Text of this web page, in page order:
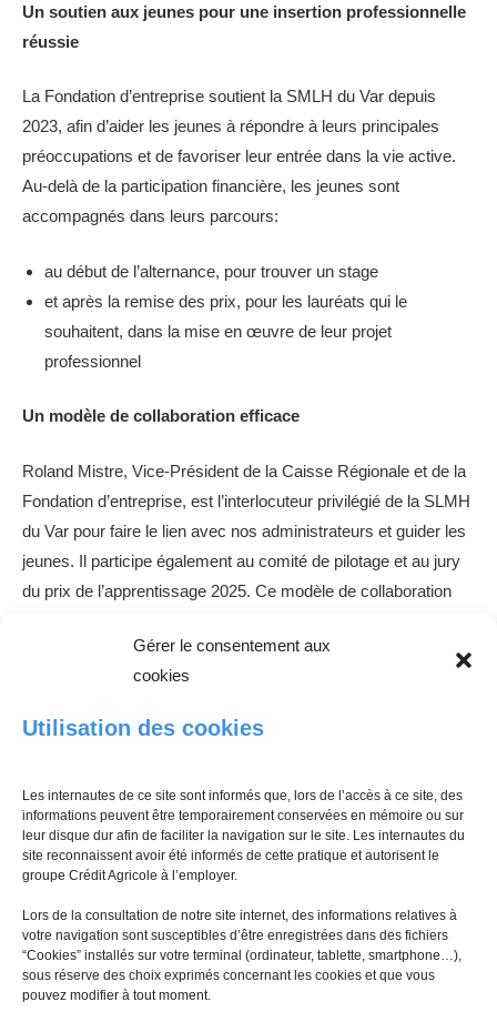
Gérer le consentement aux
cookies
Utilisation des cookies
Les internautes de ce site sont informés que, lors de l’accès à ce site, des
informations peuvent être temporairement conservées en mémoire ou sur
leur disque dur afin de faciliter la navigation sur le site. Les internautes du
site reconnaissent avoir été informés de cette pratique et autorisent le
groupe Crédit Agricole à l’employer.
Lors de la consultation de notre site internet, des informations relatives à
votre navigation sont susceptibles d’être enregistrées dans des fichiers
“Cookies” installés sur votre terminal (ordinateur, tablette, smartphone…),
sous réserve des choix exprimés concernant les cookies et que vous
pouvez modifier à tout moment.
Un soutien aux jeunes pour une insertion professionnelle
réussie
La Fondation d’entreprise soutient la SMLH du Var depuis
2023, afin d’aider les jeunes à répondre à leurs principales
préoccupations et de favoriser leur entrée dans la vie active.
Au-delà de la participation financière, les jeunes sont
accompagnés dans leurs parcours:
au début de l’alternance, pour trouver un stage
et après la remise des prix, pour les lauréats qui le
souhaitent, dans la mise en œuvre de leur projet
professionnel
Un modèle de collaboration efficace
Roland Mistre, Vice-Président de la Caisse Régionale et de la
Fondation d’entreprise, est l’interlocuteur privilégié de la SLMH
du Var pour faire le lien avec nos administrateurs et guider les
jeunes. Il participe également au comité de pilotage et au jury
du prix de l’apprentissage 2025. Ce modèle de collaboration
Maritimes, permettant de multiplier les soutiens aux jeunes
apprenants sur les territoires.
Un engagement en faveur de l’éducation
La Fondation d’entreprise et la Caisse Régionale sont
engagées en faveur de l’éducation des jeunes. Elles œuvrent
pour que l’apprentissage et l’enseignement professionnel ne
soient plus considérés comme des filières réservées aux
jeunes en situation d’échec, mais bien comme des voies de
réussite et d’excellence débouchant sur des emplois et offrant
des perspectives de promotion sociale.